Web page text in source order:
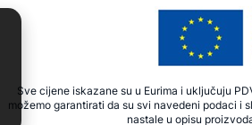
Sve cijene iskazane su u Eurima i uključuju
možemo garantirati da su svi navedeni podaci i
nastale u opisu